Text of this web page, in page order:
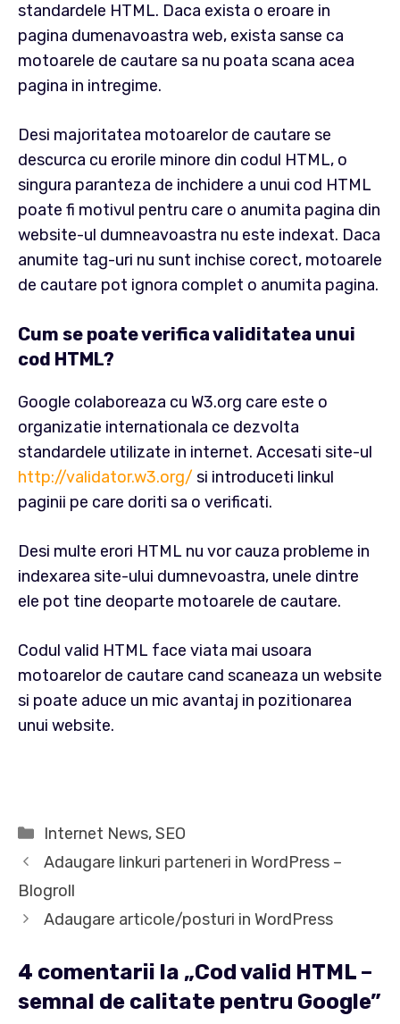
standardele HTML. Daca exista o eroare in
pagina dumenavoastra web, exista sanse ca
motoarele de cautare sa nu poata scana acea
pagina in intregime.
Desi majoritatea motoarelor de cautare se
descurca cu erorile minore din codul HTML, o
singura paranteza de inchidere a unui cod HTML
poate fi motivul pentru care o anumita pagina din
website-ul dumneavoastra nu este indexat. Daca
anumite tag-uri nu sunt inchise corect, motoarele
de cautare pot ignora complet o anumita pagina.
Cum se poate verifica validitatea unui
cod HTML?
Google colaboreaza cu W3.org care este o
organizatie internationala ce dezvolta
standardele utilizate in internet. Accesati site-ul
http://validator.w3.org/ si introduceti linkul
paginii pe care doriti sa o verificati.
Desi multe erori HTML nu vor cauza probleme in
indexarea site-ului dumnevoastra, unele dintre
ele pot tine deoparte motoarele de cautare.
Codul valid HTML face viata mai usoara
motoarelor de cautare cand scaneaza un website
si poate aduce un mic avantaj in pozitionarea
unui website.
Categorii
Internet News,SEO
Adaugare linkuri parteneri in WordPress –
Blogroll
Adaugare articole/posturi in WordPress
4 comentarii la „Cod valid HTML –
semnal de calitate pentru Google”